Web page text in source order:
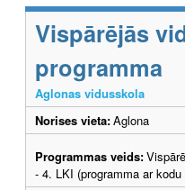
Vispārējās
programma
Aglonas vidusskola
Norises vieta:Aglona
Programmas veids:
- 4. LKI (programma ar kodu